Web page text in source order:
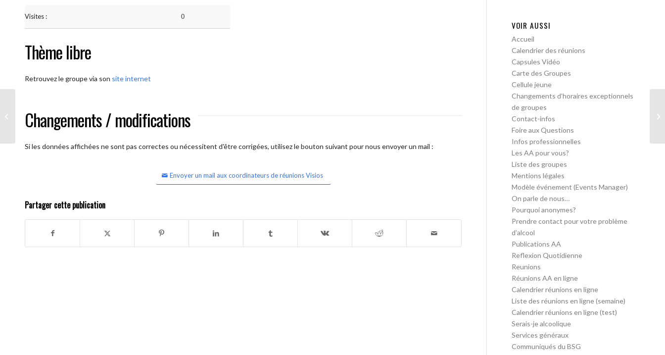
Visites : 0
Thème libre
Retrouvez le groupe via son site internet
Changements / modifications
Si les données affichées ne sont pas correctes ou nécessitent d'être corrigées, utilisez le bouton suivant pour nous envoyer un mail :
Envoyer un mail aux coordinateurs de réunions Visios
Partager cette publication
VOIR AUSSI
Accueil
Calendrier des réunions
Capsules Vidéo
Carte des Groupes
Cellule jeune
Changements d’horaires exceptionnels
de groupes
Contact-infos
Foire aux Questions
Infos professionnelles
Les AA pour vous?
Liste des groupes
Mentions légales
Modèle événement (Events Manager)
On parle de nous…
Pourquoi anonymes?
Prendre contact pour votre problème
d’alcool
Publications AA
Reflexion Quotidienne
Reunions
Réunions AA en ligne
Calendrier réunions en ligne
Liste des réunions en ligne (semaine)
Calendrier réunions en ligne (test)
Serais-je alcoolique
Services généraux
Communiqués du BSG
AA-UNITE.BE (Méditation)